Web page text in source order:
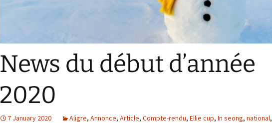
News du début d’année
2020
7 January 2020 Aligre, Annonce, Article, Compte-rendu, Ellie cup, In seong, national,